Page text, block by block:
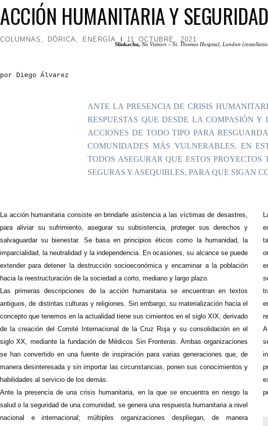
ACCIÓN HUMANITARIA Y
COLUMNAS , DÓRICA, ENERGÍA 11 OCTUBRE, 2021
Slinkachu, No Visitors – St. Thomas Hospital, London
por Diego Álvarez
ANTE LA PRESENCIA DE CRISIS
RESPUESTAS QUE DESDE LA COMPASIÓN
ACCIONES DE TODO TIPO PARA
COMUNIDADES MÁS VULNERABLES. EN
TODOS ASEGURAR QUE ESTOS
SEGURAS Y ASEQUIBLES, PARA QUE SIGAN
La acción humanitaria consiste en brindarle asistencia a las víctimas de desastres,
para aliviar su sufrimiento, asegurar su subsistencia, proteger sus derechos y
salvaguardar su bienestar. Se basa en principios éticos como la humanidad, la
imparcialidad, la neutralidad y la independencia. En ocasiones, su alcance se puede
extender para detener la destrucción socioeconómica y encaminar a la población
hacia la reestructuración de la sociedad a corto, mediano y largo plazo.
Las primeras descripciones de la acción humanitaria se encuentran en textos
antiguos, de distintas culturas y religiones. Sin embargo, su materialización hacia el
concepto que tenemos en la actualidad tiene sus cimientos en el siglo XIX, derivado
de la creación del Comité Internacional de la Cruz Roja y su consolidación en el
siglo XX, mediante la fundación de Médicos Sin Fronteras. Ambas organizaciones
se han convertido en una fuente de inspiración para varias generaciones que, de
manera desinteresada y sin importar las circunstancias, ponen sus conocimientos y
habilidades al servicio de los demás.
Ante la presencia de una crisis humanitaria, en la que se encuentra en riesgo la
salud o la seguridad de una comunidad, se genera una respuesta humanitaria a nivel
nacional e internacional; múltiples organizaciones despliegan, de manera